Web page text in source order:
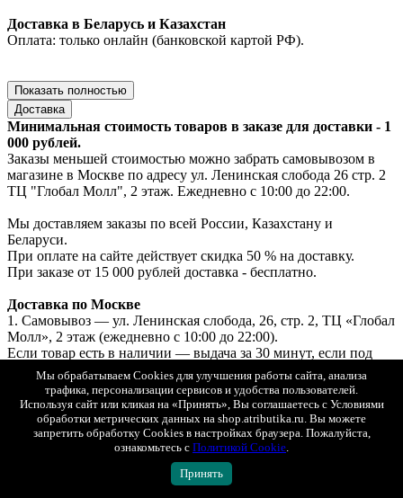
Доставка в Беларусь и Казахстан
Оплата: только онлайн (банковской картой РФ).
Показать полностью
Доставка
Минимальная стоимость товаров в заказе для доставки - 1
000 рублей.
Заказы меньшей стоимостью можно забрать самовывозом в
магазине в Москве по адресу ул. Ленинская слобода 26 стр. 2
ТЦ "Глобал Молл", 2 этаж. Ежедневно с 10:00 до 22:00.
Мы доставляем заказы по всей России, Казахстану и
Беларуси.
При оплате на сайте действует скидка 50 % на доставку.
При заказе от 15 000 рублей доставка - бесплатно.
Доставка по Москве
1. Самовывоз — ул. Ленинская слобода, 26, стр. 2, ТЦ «Глобал
Молл», 2 этаж (ежедневно с 10:00 до 22:00).
Если товар есть в наличии — выдача за 30 минут, если под
заказ — до 2х рабочих дней.
Бесплатно. Возможна примерка.
Оплата: онлайн, картой или наличными при получении.
2. Курьерская доставка «Интеграл» с возможностью
примерки.
Стоимость доставки при онлайн-оплате — 250 ₽.
Стоимость доставки при оплате при получении — 500 ₽.
3. СДЭК (самовывоз из ПВЗ) с возможностью примерки.
Мы обрабатываем Cookies для улучшения работы сайта, анализа
трафика, персонализации сервисов и удобства пользователей.
Используя сайт или кликая на «Принять», Вы соглашаетесь с Условиями
обработки метрических данных на shop.atributika.ru. Вы можете
запретить обработку Cookies в настройках браузера. Пожалуйста,
ознакомьтесь с Политикой Cookie.
Принять